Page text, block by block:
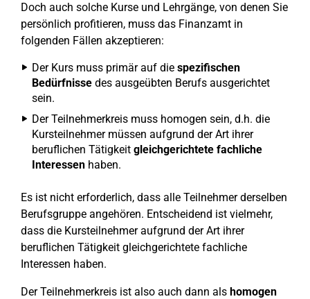
Doch auch solche Kurse und Lehrgänge, von denen Sie
persönlich profitieren, muss das Finanzamt in
folgenden Fällen akzeptieren:
Der Kurs muss primär auf die spezifischen
Bedürfnisse des ausgeübten Berufs ausgerichtet
sein.
Der Teilnehmerkreis muss homogen sein, d.h. die
Kursteilnehmer müssen aufgrund der Art ihrer
beruflichen Tätigkeit gleichgerichtete fachliche
Interessen haben.
Es ist nicht erforderlich, dass alle Teilnehmer derselben
Berufsgruppe angehören. Entscheidend ist vielmehr,
dass die Kursteilnehmer aufgrund der Art ihrer
beruflichen Tätigkeit gleichgerichtete fachliche
Interessen haben.
Der Teilnehmerkreis ist also auch dann als homogen